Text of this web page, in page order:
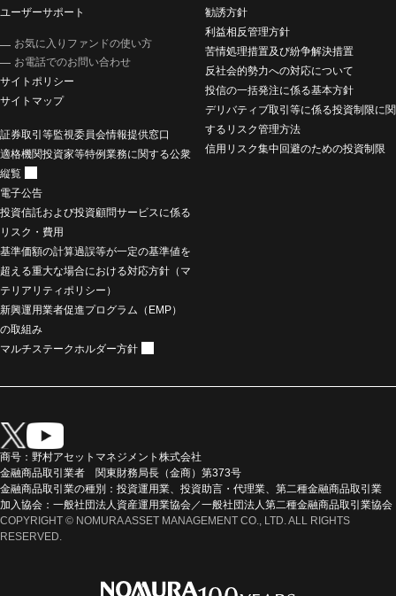
ユーザーサポート
お気に入りファンドの使い方
お電話でのお問い合わせ
サイトポリシー
サイトマップ
勧誘方針
利益相反管理方針
苦情処理措置及び紛争解決措置
反社会的勢力への対応について
投信の一括発注に係る基本方針
デリバティブ取引等に係る投資制限に関
するリスク管理方法
信用リスク集中回避のための投資制限
証券取引等監視委員会情報提供窓口
適格機関投資家等特例業務に関する公衆
縦覧
電子公告
投資信託および投資顧問サービスに係る
リスク・費用
基準価額の計算過誤等が一定の基準値を
超える重大な場合における対応方針（マ
テリアリティポリシー）
新興運用業者促進プログラム（EMP）
の取組み
マルチステークホルダー方針
商号：野村アセットマネジメント株式会社
金融商品取引業者 関東財務局長（金商）第373号
金融商品取引業の種別：投資運用業、投資助言・代理業、第二種金融商品取引業
加入協会：一般社団法人資産運用業協会／一般社団法人第二種金融商品取引業協会
COPYRIGHT © NOMURA ASSET MANAGEMENT CO., LTD. ALL RIGHTS
RESERVED.